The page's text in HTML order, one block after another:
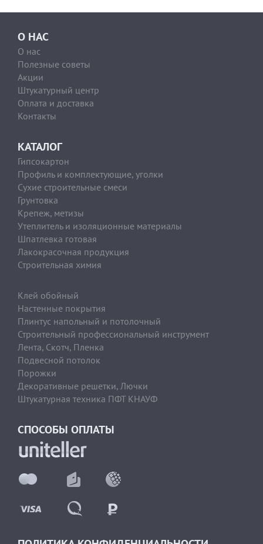
О НАС
О нас
Полезные советы
Акции
Штукатурный центр
Оплата и доставка
Контакты
КАТАЛОГ
Гипсокартон
Профиль и комплектующие, уголки
Сухие строительные смеси
Грунтовка
Крепеж, метизы
Утеплитель и изоляционные материалы
Шпатлевка готовая
Лакокрасочная продукция
Строительная химия
Клей обойный
Настенные покрытия
Плинтус напольный и потолочный
Строительный профессиональный инструмент
Лента, Скотч, Пленка
Подвесной потолок
Порожки
Декоративные решетки, Лючки
Штукатурная техника ПФТ КНАУФ
СПОСОБЫ ОПЛАТЫ